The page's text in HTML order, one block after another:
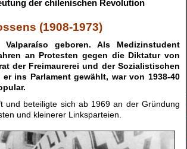
der chilenischen Revolution
(1908-1973)
geboren. Als Medizinstudent
an Protesten gegen die Diktatur von
der Freimaurerei und der Sozialistischen
ins Parlament gewählt, war von 1938-40
und beteiligte sich ab 1969 an der Gründung
und kleinerer Linksparteien.